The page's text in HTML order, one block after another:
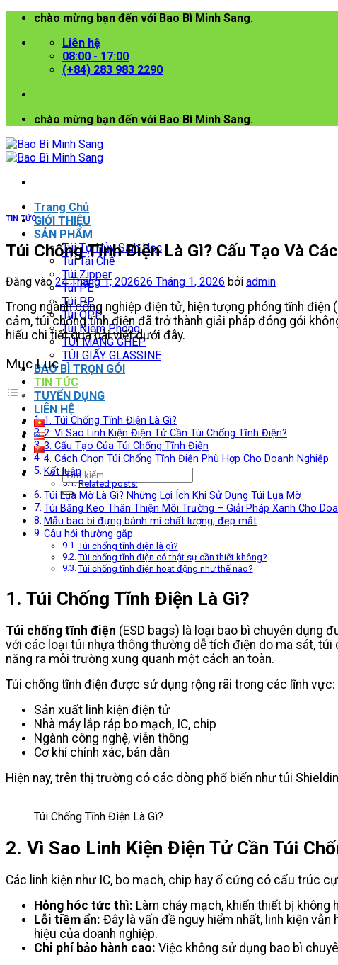
chào mừng bạn đến với Bao Bì Minh Sang.
Liên hệ
08:00 - 17:00
(+84) 283 983 2290
chào mừng bạn đến với Bao Bì Minh Sang.
Trang Chủ
GIỚI THIỆU
SẢN PHẨM
Túi Tự Hủy Sinh Học
Túi Tái Chế
Túi Zipper
Túi PE
Túi PP
Túi OPP
Túi Niêm Phong
TÚI MÀNG GHÉP
TÚI GIẤY GLASSINE
BAO BÌ TRỌN GÓI
TIN TỨC
TUYỂN DỤNG
LIÊN HỆ
Tìm
kiếm:
TIN TỨC
Túi Chống Tĩnh Điện Là Gì? Cấu Tạo Và
Đăng vào24 Tháng 1, 202626 Tháng 1, 2026 bởi admin
Trong ngành công nghiệp điện tử, hiện tượng phóng tĩnh
cảm, túi chống tĩnh điện đã trở thành giải pháp đóng gói
hiểu chi tiết qua bài viết dưới đây.
Mục Lục
1. Túi Chống Tĩnh Điện Là Gì?
2. Vì Sao Linh Kiện Điện Tử Cần Túi Chống Tĩnh Điện?
3. Cấu Tạo Của Túi Chống Tĩnh Điện
4. Cách Chọn Túi Chống Tĩnh Điện Phù Hợp Cho Doanh Nghiệp
Kết luận
Related posts:
Túi Lụa Mờ Là Gì? Những Lợi Ích Khi Sử Dụng Túi Lụa Mờ
Túi Băng Keo Thân Thiện Môi Trường – Giải Pháp Xanh Cho
Mẫu bao bì đựng bánh mì chất lượng, đẹp mắt
Câu hỏi thường gặp
Túi chống tĩnh điện là gì?
Túi chống tĩnh điện có thật sự cần thiết không?
Túi chống tĩnh điện hoạt động như thế nào?
1. Túi Chống Tĩnh Điện Là Gì?
Túi chống tĩnh điện (ESD bags) là loại bao bì chuyên dụng
với các loại túi nhựa thông thường dễ tích điện do ma sát, túi
năng ra môi trường xung quanh một cách an toàn.
Túi chống tĩnh điện được sử dụng rộng rãi trong các lĩnh vực:
Sản xuất linh kiện điện tử
Nhà máy lắp ráp bo mạch, IC, chip
Ngành công nghệ, viễn thông
Cơ khí chính xác, bán dẫn
Hiện nay, trên thị trường có các dòng phổ biến như túi
Túi Chống Tĩnh Điện Là Gì?
2. Vì Sao Linh Kiện Điện Tử Cần Túi
Các linh kiện như IC, bo mạch, chip hay ổ cứng có cấu trúc
Hỏng hóc tức thì: Làm cháy mạch, khiến thiết bị
Lỗi tiềm ẩn: Đây là vấn đề nguy hiểm nhất, linh kiện
hiệu của doanh nghiệp.
Chi phí bảo hành cao: Việc không sử dụng bao bì